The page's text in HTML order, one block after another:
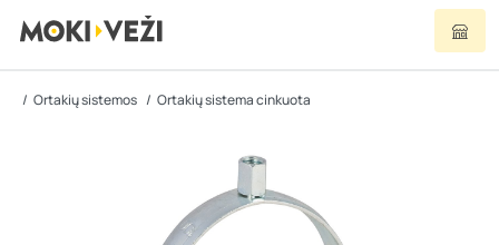
Ortakių sistemos Ortakių sistema cinkuota